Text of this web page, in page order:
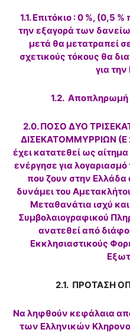
1.1. Επιτόκιο : 0 %, (0,5
την εξαγορά των
μετά θα μετατραπεί
σχετικούς τόκους θα
για
1.2. Αποπληρωμή
2.0. ΠΟΣΟ ΔΥΟ
ΔΙΣΕΚΑΤΟΜΜΥΡΡΙΩΝ (Ε
έχει κατατεθεί ως
ενέργησε για
που ζουν στην Ελλάδα
δυνάμει του
Μεταθανάτια ισχύ
Συμβολαιογραφικού
ανατεθεί από
Εκκλησιαστικούς
2.1. ΠΡΟΤΑΣΗ
Να ληφθούν κεφάλαια
των Ελληνικών